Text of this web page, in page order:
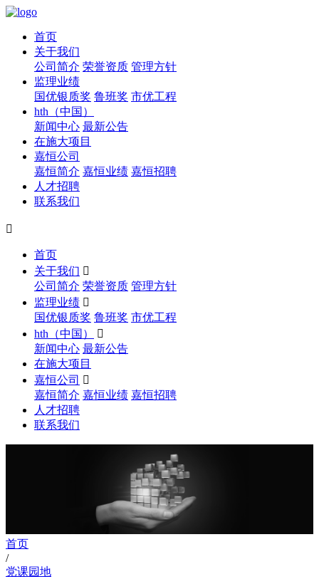
首页
关于我们
公司简介 荣誉资质 管理方针
监理业绩
国优银质奖 鲁班奖 市优工程
hth（中国）
新闻中心 最新公告
在施大项目
嘉恒公司
嘉恒简介 嘉恒业绩 嘉恒招聘
人才招聘
联系我们

首页
关于我们 
公司简介 荣誉资质 管理方针
监理业绩 
国优银质奖 鲁班奖 市优工程
hth（中国）

新闻中心 最新公告
在施大项目
嘉恒公司 
嘉恒简介 嘉恒业绩 嘉恒招聘
人才招聘
联系我们
首页
/
党课园地